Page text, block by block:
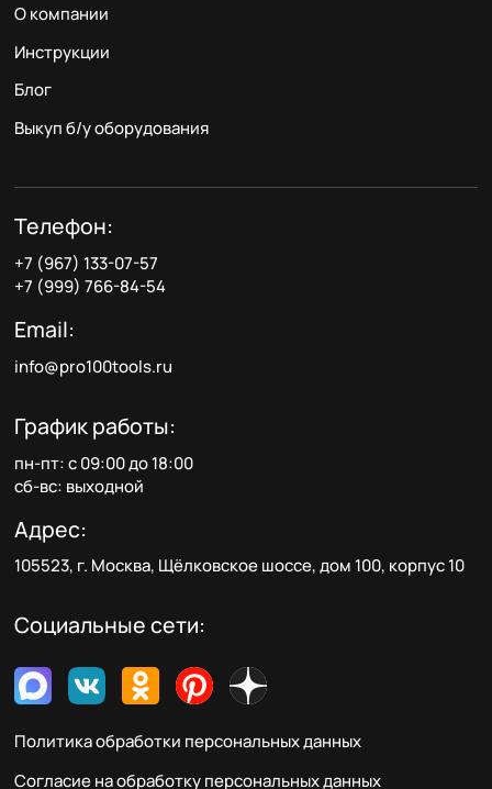
О компании
Инструкции
Блог
Выкуп б/у оборудования
Телефон:
+7 (967) 133-07-57
+7 (999) 766-84-54
Email:
info@pro100tools.ru
График работы:
пн-пт: с 09:00 до 18:00
сб-вс: выходной
Адрес:
105523, г. Москва, Щёлковское шоссе, дом 100, корпус 10
Социальные сети:
Политика обработки персональных данных
Согласие на обработку персональных данных